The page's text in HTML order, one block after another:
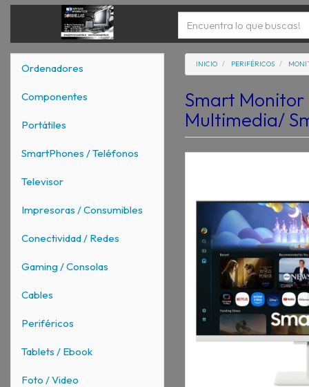
Ordenadores
Componentes
Portátiles
SmartPhones / Teléfonos
Televisor
Impresoras / Consumibles
Conectividad / Redes
Gaming / Consolas
Cables
Periféricos
Tablets / Ebook
Foto / Video
INICIO PERIFÉRICOS
Smart Monitor
Multimedia/